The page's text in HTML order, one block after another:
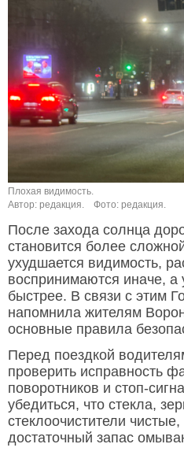
Плохая видимость.
Автор: редакция.
Фото: редакция.
После захода солнца
становится более
ухудшается видимость,
воспринимаются иначе, а
быстрее. В связи с этим
напомнила жителям
основные правила
Перед поездкой
проверить исправность
поворотников и стоп-
убедиться, что стекла,
стеклоочистители
достаточный запас